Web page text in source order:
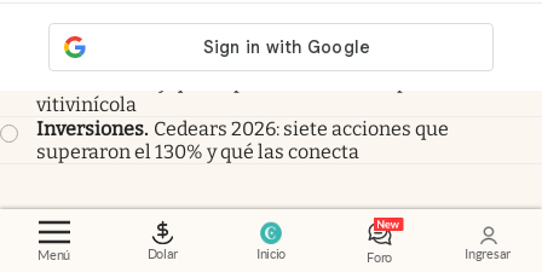
Menú Dolar Inicio Foro Ingresar
empresarios irritados sin respuesta
En alerta
¿Cambia el vino para siempre? La letra chica
vitivinícola
Inversiones. Cedears 2026: siete acciones que
superaron el 130% y qué las conecta
Noticias de tu interés